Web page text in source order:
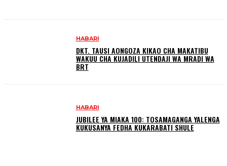
HABARI
DKT. TAUSI AONGOZA KIKAO CHA MAKATIBU
WAKUU CHA KUJADILI UTENDAJI WA MRADI WA
BRT
HABARI
JUBILEE YA MIAKA 100: TOSAMAGANGA YALENGA
KUKUSANYA FEDHA KUKARABATI SHULE